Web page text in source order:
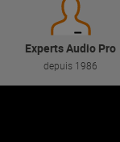
Experts Audio Pro
depuis 1986